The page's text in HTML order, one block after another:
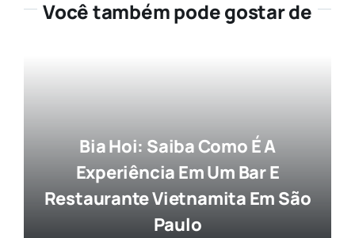
Você também pode gostar de
Bia Hoi: Saiba Como É A
Experiência Em Um Bar E
Restaurante Vietnamita Em São
Paulo